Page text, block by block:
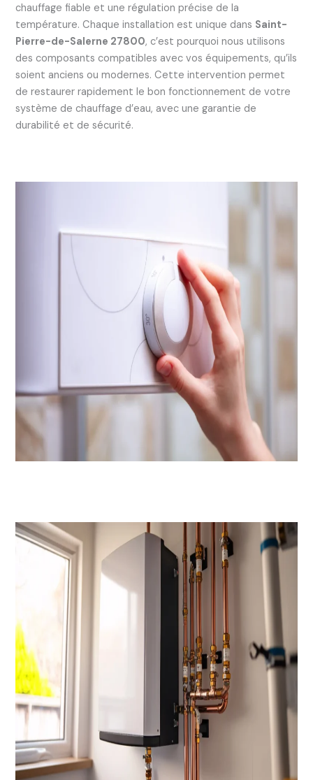
chauffage fiable et une régulation précise de la
température. Chaque installation est unique dans Saint-
Pierre-de-Salerne 27800, c’est pourquoi nous utilisons
des composants compatibles avec vos équipements, qu’ils
soient anciens ou modernes. Cette intervention permet
de restaurer rapidement le bon fonctionnement de votre
système de chauffage d’eau, avec une garantie de
durabilité et de sécurité.